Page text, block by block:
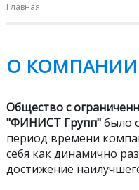
Главная
О КОМПАНИИ
Общество с
"ФИНИСТ Групп"было
период времени
себя как динамично
достижение